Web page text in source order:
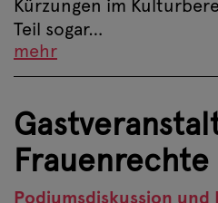
Kürzungen im
Teil sogar…
mehr
Frauenrechte
Podiumsdiskussion